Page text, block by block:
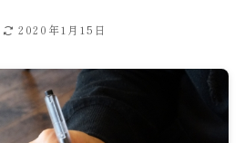
2020年1月15日